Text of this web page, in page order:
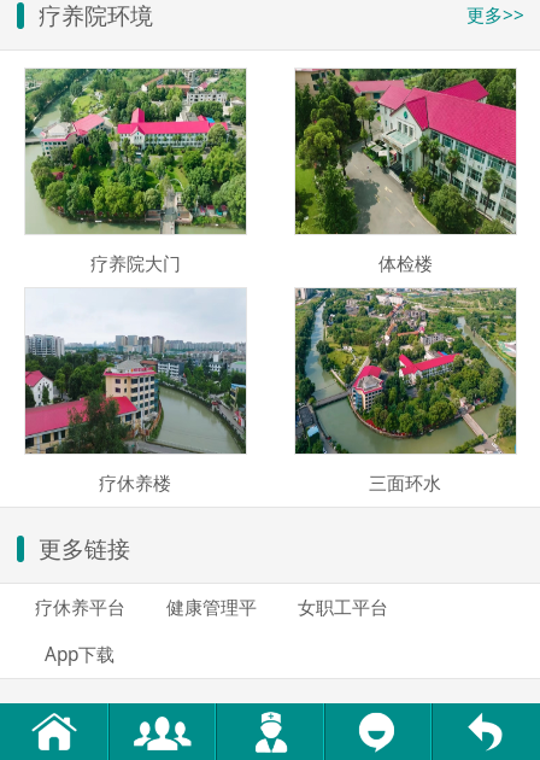
疗养院环境 更多>>
疗养院大门 体检楼
疗休养楼 三面环水
更多链接
疗休养平台 健康管理平
女职工平台
App下载